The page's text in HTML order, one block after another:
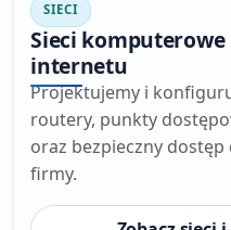
SIECI
Sieci
internetu
Projektujemy i
routery, punkty
oraz bezpieczny
firmy.